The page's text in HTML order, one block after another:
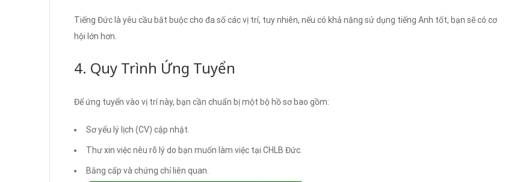
Tiếng Đức là yêu cầu bắt buộc cho đa số các vị trí, tuy nhiên, nếu có khả năng sử dụng tiếng Anh tốt, bạn sẽ có cơ
hội lớn hơn.
4. Quy Trình Ứng Tuyển
Để ứng tuyển vào vị trí này, bạn cần chuẩn bị một bộ hồ sơ bao gồm:
Sơ yếu lý lịch (CV) cập nhật.
Thư xin việc nêu rõ lý do bạn muốn làm việc tại CHLB Đức.
Bằng cấp và chứng chỉ liên quan.